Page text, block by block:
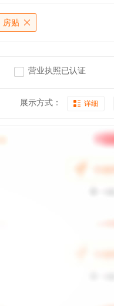
房贴
营业执照已认证
展示方式： 详细